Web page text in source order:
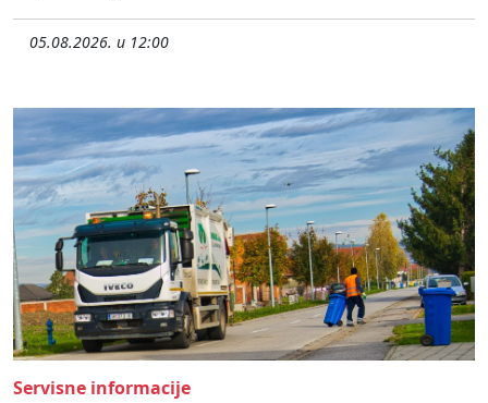
05.08.2026. u 12:00
Servisne informacije